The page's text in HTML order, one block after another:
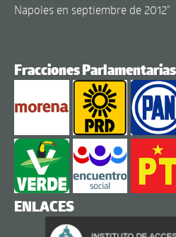
Napoles en septiembre de 2012"
Fracciones Parlamentarias
ENLACES